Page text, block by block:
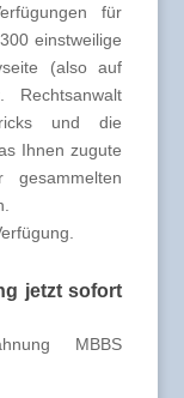
für
einstweilige
(also auf
Rechtsanwalt
und die
Ihnen zugute
jetzt sofort